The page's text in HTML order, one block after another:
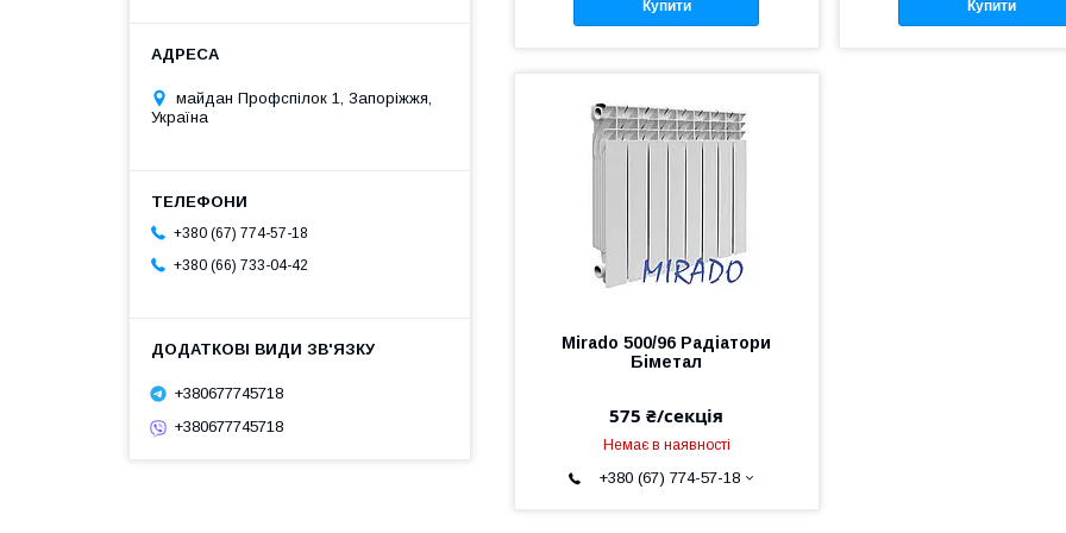
Купити Купити
Mirado 500/96 Радіатори
Біметал
575 ₴/секція
Немає в наявності
+380 (67) 774-57-18
майдан Профспілок 1, Запоріжжя,
Україна
+380 (67) 774-57-18
+380 (66) 733-04-42
+380677745718
+380677745718